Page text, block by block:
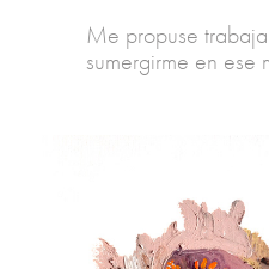
Me propuse
sumergirme en ese